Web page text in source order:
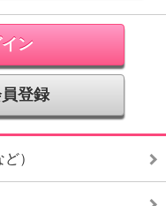
ン
登録
）